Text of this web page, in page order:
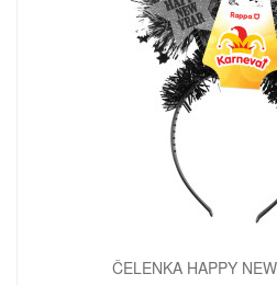
ČELENKA HAPPY